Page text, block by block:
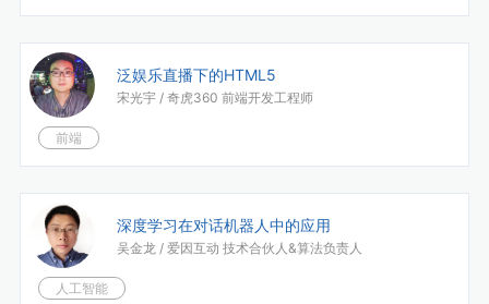
泛娱乐直播下的HTML5
宋光宇 / 奇虎360 前端开发工程师
前端
深度学习在对话机器人中的应用
吴金龙 / 爱因互动 技术合伙人&算法负责人
人工智能